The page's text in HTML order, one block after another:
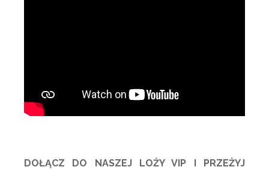
DOŁĄCZ DO NASZEJ LOŻY VIP I PRZEŻYJ